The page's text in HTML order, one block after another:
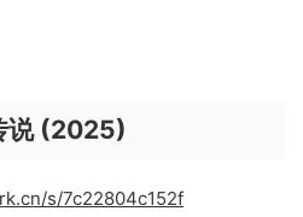
说 (2025)
s/7c22804c152f